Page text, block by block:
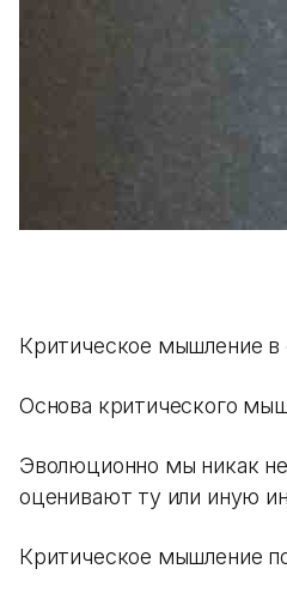
Критическое мышление в
Основа критического
Эволюционно мы никак
оценивают ту или иную
Критическое мышление